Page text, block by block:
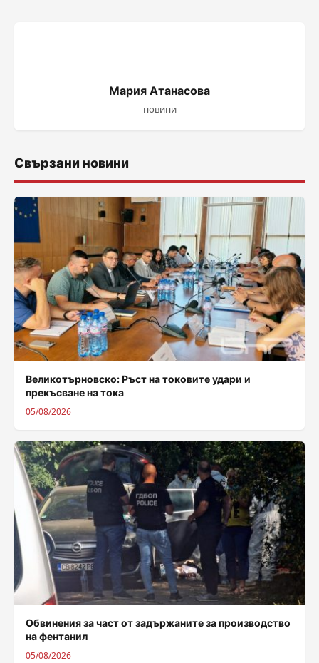
Мария Атанасова
новини
Свързани новини
Великотърновско: Ръст на токовите удари и
прекъсване на тока
05/08/2026
Обвинения за част от задържаните за производство
на фентанил
05/08/2026